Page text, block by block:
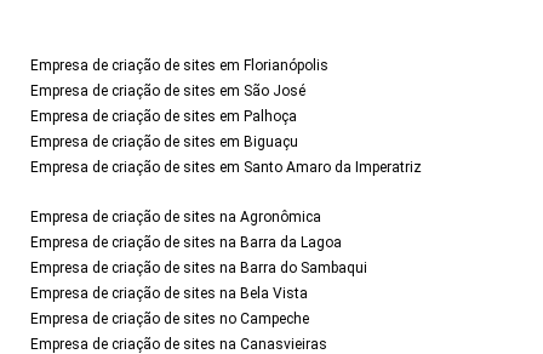
Empresa de criação de sites em Florianópolis
Empresa de criação de sites em São José
Empresa de criação de sites em Palhoça
Empresa de criação de sites em Biguaçu
Empresa de criação de sites em Santo Amaro da Imperatriz
Empresa de criação de sites na Agronômica
Empresa de criação de sites na Barra da Lagoa
Empresa de criação de sites na Barra do Sambaqui
Empresa de criação de sites na Bela Vista
Empresa de criação de sites no Campeche
Empresa de criação de sites na Canasvieiras